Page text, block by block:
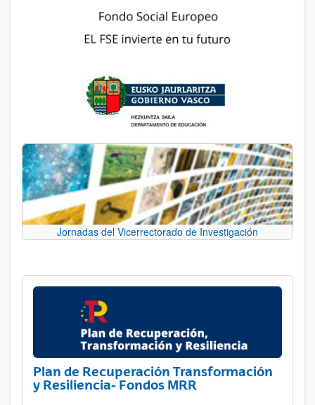
Jornadas del Vicerrectorado de Investigación
Plan de Recuperación Transformación
y Resiliencia- Fondos MRR